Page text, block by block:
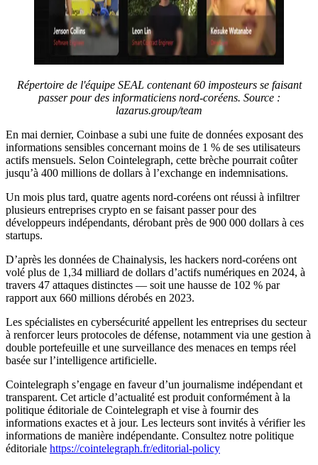
Répertoire de l'équipe SEAL contenant 60 imposteurs se faisant
passer pour des informaticiens nord-coréens. Source :
lazarus.group/team
En mai dernier, Coinbase a subi une fuite de données exposant des
informations sensibles concernant moins de 1 % de ses utilisateurs
actifs mensuels. Selon Cointelegraph, cette brèche pourrait coûter
jusqu’à 400 millions de dollars à l’exchange en indemnisations.
Un mois plus tard, quatre agents nord-coréens ont réussi à infiltrer
plusieurs entreprises crypto en se faisant passer pour des
développeurs indépendants, dérobant près de 900 000 dollars à ces
startups.
D’après les données de Chainalysis, les hackers nord-coréens ont
volé plus de 1,34 milliard de dollars d’actifs numériques en 2024, à
travers 47 attaques distinctes — soit une hausse de 102 % par
rapport aux 660 millions dérobés en 2023.
Les spécialistes en cybersécurité appellent les entreprises du secteur
à renforcer leurs protocoles de défense, notamment via une gestion à
double portefeuille et une surveillance des menaces en temps réel
basée sur l’intelligence artificielle.
Cointelegraph s’engage en faveur d’un journalisme indépendant et
transparent. Cet article d’actualité est produit conformément à la
politique éditoriale de Cointelegraph et vise à fournir des
informations exactes et à jour. Les lecteurs sont invités à vérifier les
informations de manière indépendante. Consultez notre politique
éditoriale https://cointelegraph.fr/editorial-policy